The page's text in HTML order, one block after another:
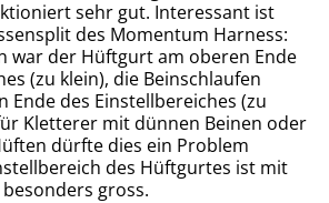
sehr gut. Interessant ist
des Momentum Harness:
war der Hüftgurt am oberen Ende
(zu klein), die Beinschlaufen
Ende des Einstellbereiches (zu
Kletterer mit dünnen Beinen oder
dürfte dies ein Problem
des Hüftgurtes ist mit
gross.